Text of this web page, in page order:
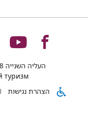
של
העליה השנייה 8, חיפה
туризм
הצהרת נגישות